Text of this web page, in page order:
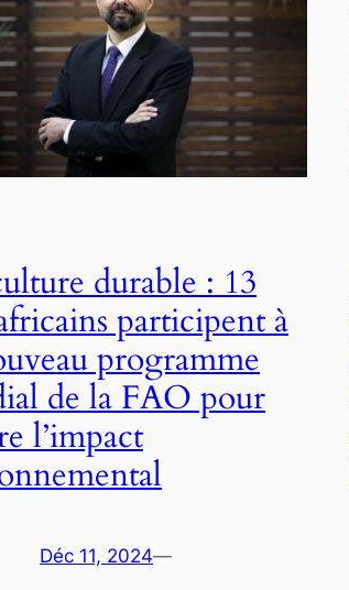
durable : 13
participent à
programme
de la FAO pour
l’impact
Déc 11, 2024—